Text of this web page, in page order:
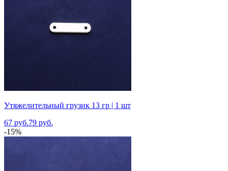
Утяжелительный грузик 13 гр | 1 шт
67 руб.79 руб.
-15%